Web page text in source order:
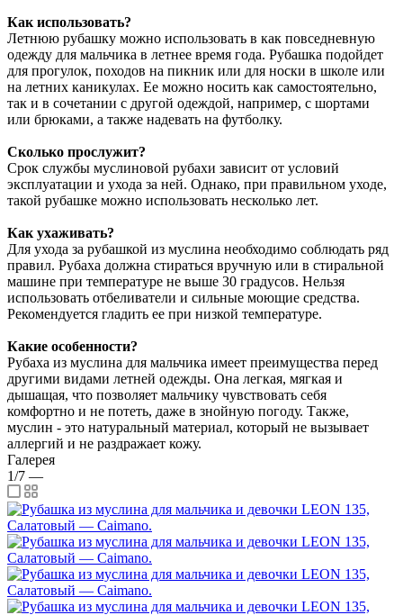
Как использовать?
Летнюю рубашку можно использовать в как повседневную
одежду для мальчика в летнее время года. Рубашка подойдет
для прогулок, походов на пикник или для носки в школе или
на летних каникулах. Ее можно носить как самостоятельно,
так и в сочетании с другой одеждой, например, с шортами
или брюками, а также надевать на футболку.
Сколько прослужит?
Срок службы муслиновой рубахи зависит от условий
эксплуатации и ухода за ней. Однако, при правильном уходе,
такой рубашке можно использовать несколько лет.
Как ухаживать?
Для ухода за рубашкой из муслина необходимо соблюдать ряд
правил. Рубаха должна стираться вручную или в стиральной
машине при температуре не выше 30 градусов. Нельзя
использовать отбеливатели и сильные моющие средства.
Рекомендуется гладить ее при низкой температуре.
Какие особенности?
Рубаха из муслина для мальчика имеет преимущества перед
другими видами летней одежды. Она легкая, мягкая и
дышащая, что позволяет мальчику чувствовать себя
комфортно и не потеть, даже в знойную погоду. Также,
муслин - это натуральный материал, который не вызывает
аллергий и не раздражает кожу.
Галерея
1/7 —